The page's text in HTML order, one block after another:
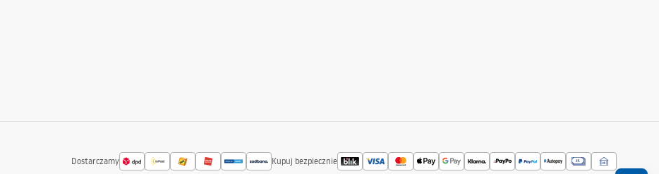
Dostarczamy Kupuj bezpiecznie